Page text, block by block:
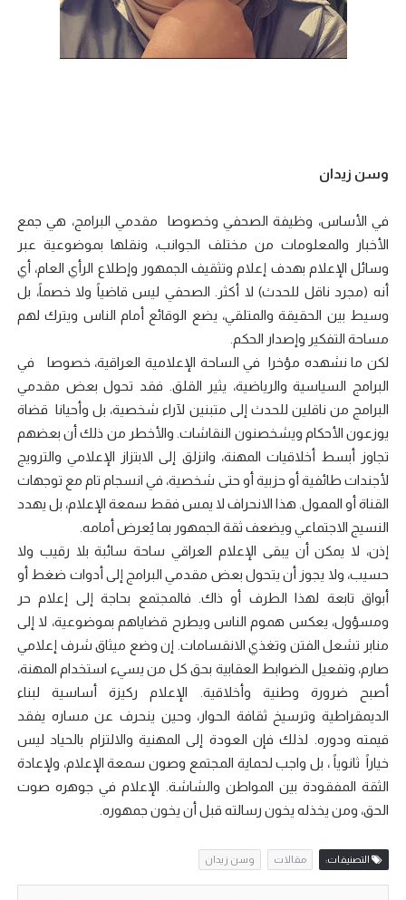
وسن زيدان
في الأساس، وظيفة الصحفي وخصوصا مقدمي البرامج، هي جمع
الأخبار والمعلومات من مختلف الجوانب، ونقلها بموضوعية عبر
وسائل الإعلام بهدف إعلام وتثقيف الجمهور وإطلاع الرأي العام، أي
أنه (مجرد ناقل للحدث) لا أكثر. الصحفي ليس قاضياً ولا خصماً، بل
وسيط بين الحقيقة والمتلقي، يضع الوقائع أمام الناس ويترك لهم
مساحة التفكير وإصدار الحكم.
لكن ما نشهده مؤخرا في الساحة الإعلامية العراقية، خصوصا في
البرامج السياسية والرياضية، يثير القلق. فقد تحول بعض مقدمي
البرامج من ناقلين للحدث إلى متبنين لآراء شخصية، بل وأحيانا قضاة
يوزعون الأحكام ويشخصنون النقاشات. والأخطر من ذلك أن بعضهم
تجاوز أبسط أخلاقيات المهنة، وانزلق إلى الابتزاز الإعلامي والترويج
لأجندات طائفية أو حزبية أو حتى شخصية، في انسجام تام مع توجهات
القناة أو الممول. هذا الانحراف لا يمس فقط سمعة الإعلام، بل يهدد
النسيج الاجتماعي ويضعف ثقة الجمهور بما يُعرض أمامه.
إذن، لا يمكن أن يبقى الإعلام العراقي ساحة سائبة بلا رقيب ولا
حسيب، ولا يجوز أن يتحول بعض مقدمي البرامج إلى أدوات ضغط أو
أبواق تابعة لهذا الطرف أو ذاك. فالمجتمع بحاجة إلى إعلام حر
ومسؤول، يعكس هموم الناس ويطرح قضاياهم بموضوعية، لا إلى
منابر تشعل الفتن وتغذي الانقسامات. إن وضع ميثاق شرف إعلامي
صارم، وتفعيل الضوابط العقابية بحق كل من يسيء استخدام المهنة،
أصبح ضرورة وطنية وأخلاقية. الإعلام ركيزة أساسية لبناء
الديمقراطية وترسيخ ثقافة الحوار، وحين ينحرف عن مساره يفقد
قيمته ودوره. لذلك فإن العودة إلى المهنية والالتزام بالحياد ليس
خياراً ثانوياً ، بل واجب لحماية المجتمع وصون سمعة الإعلام، ولإعادة
الثقة المفقودة بين المواطن والشاشة. الإعلام في جوهره صوت
الحق، ومن يخذله يخون رسالته قبل أن يخون جمهوره.
التصنيفات: مقالات وسن زيدان